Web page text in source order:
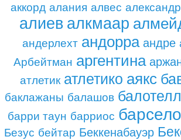
аккорд алания алвес
алиев алкмаар
андерлехт андорра андре
Арбейтман аргентина
атлетик атлетико аякс
баклажаны балашов
барри таун барриос
Безус бейтар Беккенабауэр